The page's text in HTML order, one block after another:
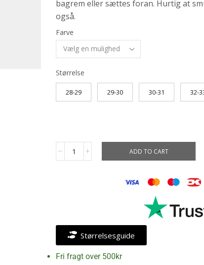
bagrem eller sættes foran. Hurtig at
også.
Farve
Størrelse
28-29 29-30 30-31 32-
ADD TO CART
Størrelsesguide
Fri fragt over 500kr